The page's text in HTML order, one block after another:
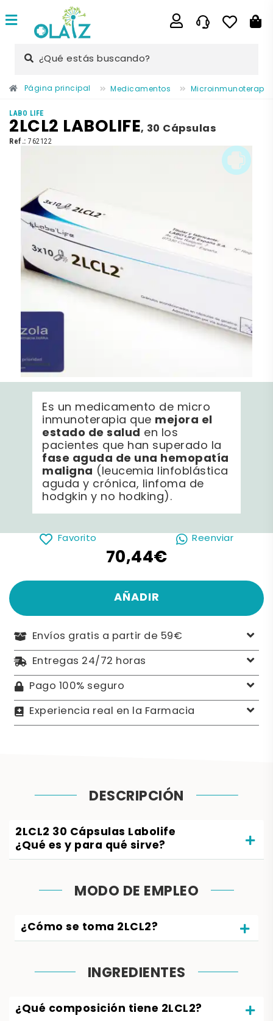
¿Qué estás buscando?
Página principal Medicamentos Microinmunoterapia
LABO LIFE
2LCL2 LABOLIFE, 30 Cápsulas
Ref.: 762122
Es un medicamento de micro
inmunoterapia que mejora el
estado de salud en los
pacientes que han superado la
fase aguda de una hemopatía
maligna (leucemia linfoblástica
aguda y crónica, linfoma de
hodgkin y no hodking).
Favorito Reenviar
70,44€
AÑADIR
Envíos gratis a partir de 59€
Entregas 24/72 horas
Pago 100% seguro
Experiencia real en la Farmacia
DESCRIPCIÓN
2LCL2 30 Cápsulas Labolife
¿Qué es y para qué sirve?
MODO DE EMPLEO
¿Cómo se toma 2LCL2?
INGREDIENTES
¿Qué composición tiene 2LCL2?